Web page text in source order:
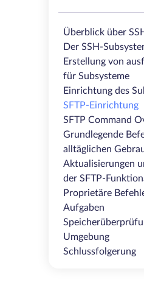
Überblick über
Der SSH-
Erstellung von
für Subsysteme
Einrichtung des
SFTP-Einrichtung
SFTP Command
Grundlegende
alltäglichen
Aktualisierungen
der SFTP-
Proprietäre
Aufgaben
Umgebung
Schlussfolgerung